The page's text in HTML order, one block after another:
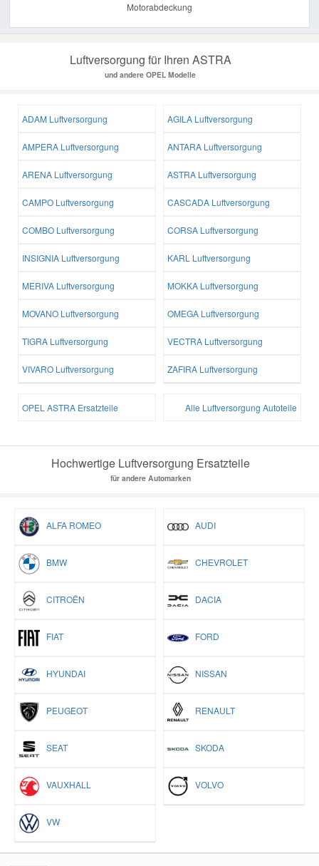
Motorabdeckung
Luftversorgung für Ihren ASTRA
und andere OPEL Modelle
ADAM Luftversorgung AGILA Luftversorgung
AMPERA Luftversorgung ANTARA Luftversorgung
ARENA Luftversorgung ASTRA Luftversorgung
CAMPO Luftversorgung CASCADA Luftversorgung
COMBO Luftversorgung CORSA Luftversorgung
INSIGNIA Luftversorgung KARL Luftversorgung
MERIVA Luftversorgung MOKKA Luftversorgung
MOVANO Luftversorgung OMEGA Luftversorgung
TIGRA Luftversorgung VECTRA Luftversorgung
VIVARO Luftversorgung ZAFIRA Luftversorgung
OPEL ASTRA Ersatzteile Alle Luftversorgung Autoteile
Hochwertige Luftversorgung Ersatzteile
für andere Automarken
ALFA ROMEO AUDI
BMW CHEVROLET
CITROËN DACIA
FIAT FORD
HYUNDAI NISSAN
PEUGEOT RENAULT
SEAT SKODA
VAUXHALL VOLVO
VW